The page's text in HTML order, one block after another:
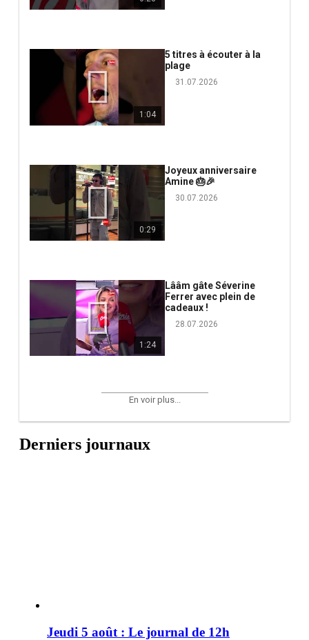
1:04
5 titres à écouter à la
plage
31.07.2026
0:29
Joyeux anniversaire
Amine 🎂🎉
30.07.2026
1:24
Lââm gâte Séverine
Ferrer avec plein de
cadeaux !
28.07.2026
En voir plus...
Derniers journaux
Jeudi 5 août : Le journal de 12h